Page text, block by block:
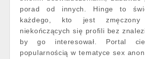
porad od innych. Hinge to
każdego, kto jest zmęczony
niekończących się profili bez
by go interesował. Portal
popularnością w tematyce sex